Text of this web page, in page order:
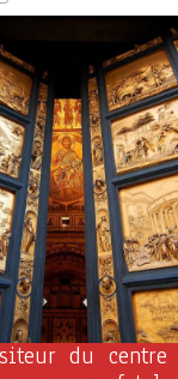
du centre